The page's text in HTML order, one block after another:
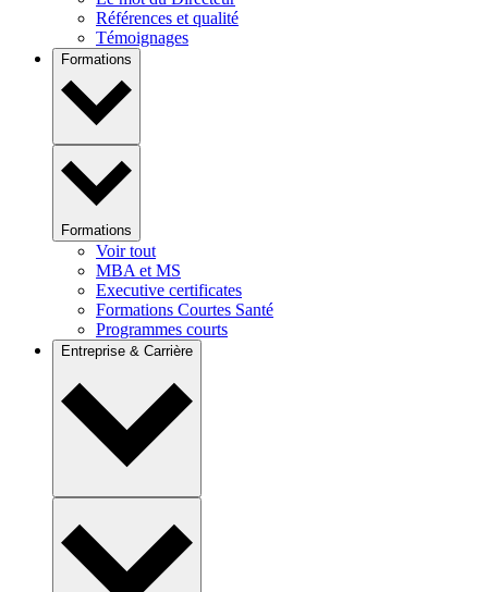
Références et qualité
Témoignages
Formations
Formations
Voir tout
MBA et MS
Executive certificates
Formations Courtes Santé
Programmes courts
Entreprise & Carrière